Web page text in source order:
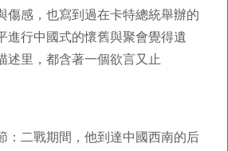
傷感，也寫到過在卡特總統舉辦的
進行中國式的懷舊與聚會覺得遺
述里，都含著一個欲言又止
：二戰期間，他到達中國西南的后